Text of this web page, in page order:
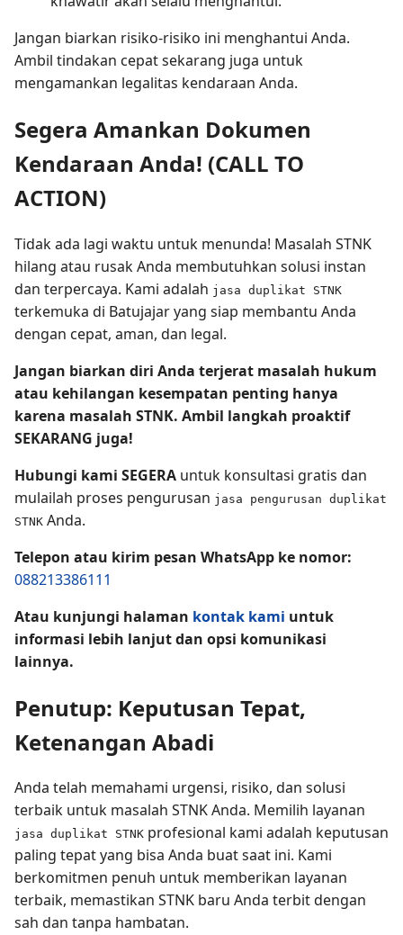
Jangan biarkan risiko-risiko ini menghantui Anda.
Ambil tindakan cepat sekarang juga untuk
mengamankan legalitas kendaraan Anda.
Segera Amankan Dokumen
Kendaraan Anda! (CALL TO
ACTION)
Tidak ada lagi waktu untuk menunda! Masalah STNK
hilang atau rusak Anda membutuhkan solusi instan
dan terpercaya. Kami adalah jasa duplikat STNK
terkemuka di Batujajar yang siap membantu Anda
dengan cepat, aman, dan legal.
Jangan biarkan diri Anda terjerat masalah hukum
atau kehilangan kesempatan penting hanya
karena masalah STNK. Ambil langkah proaktif
SEKARANG juga!
Hubungi kami SEGERA untuk konsultasi gratis dan
mulailah proses pengurusan jasa pengurusan duplikat
STNK Anda.
Telepon atau kirim pesan WhatsApp ke nomor:
088213386111
Atau kunjungi halaman kontak kami untuk
informasi lebih lanjut dan opsi komunikasi
lainnya.
Penutup: Keputusan Tepat,
Ketenangan Abadi
Anda telah memahami urgensi, risiko, dan solusi
terbaik untuk masalah STNK Anda. Memilih layanan
jasa duplikat STNK profesional kami adalah keputusan
paling tepat yang bisa Anda buat saat ini. Kami
berkomitmen penuh untuk memberikan layanan
terbaik, memastikan STNK baru Anda terbit dengan
sah dan tanpa hambatan.